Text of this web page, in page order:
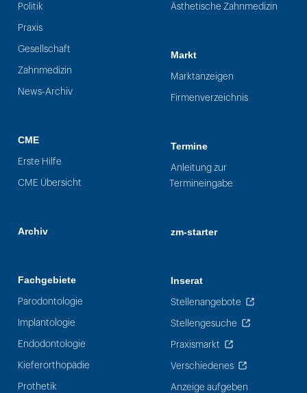
Politik
Praxis
Gesellschaft
Zahnmedizin
News-Archiv
CME
Erste Hilfe
CME Übersicht
Archiv
Fachgebiete
Parodontologie
Implantologie
Endodontologie
Kieferorthopädie
Prothetik
Ästhetische Zahnmedizin
Markt
Marktanzeigen
Firmenverzeichnis
Termine
Anleitung zur
Termineingabe
zm-starter
Inserat
Stellenangebote
Stellengesuche
Praxismarkt
Verschiedenes
Anzeige aufgeben